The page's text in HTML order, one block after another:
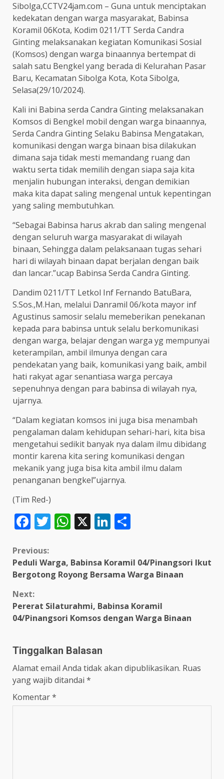
Sibolga,CCTV24jam.com – Guna untuk menciptakan
kedekatan dengan warga masyarakat, Babinsa
Koramil 06Kota, Kodim 0211/TT Serda Candra
Ginting melaksanakan kegiatan Komunikasi Sosial
(Komsos) dengan warga binaannya bertempat di
salah satu Bengkel yang berada di Kelurahan Pasar
Baru, Kecamatan Sibolga Kota, Kota Sibolga,
Selasa(29/10/2024).
Kali ini Babina serda Candra Ginting melaksanakan
Komsos di Bengkel mobil dengan warga binaannya,
Serda Candra Ginting Selaku Babinsa Mengatakan,
komunikasi dengan warga binaan bisa dilakukan
dimana saja tidak mesti memandang ruang dan
waktu serta tidak memilih dengan siapa saja kita
menjalin hubungan interaksi, dengan demikian
maka kita dapat saling mengenal untuk kepentingan
yang saling membutuhkan.
“Sebagai Babinsa harus akrab dan saling mengenal
dengan seluruh warga masyarakat di wilayah
binaan, Sehingga dalam pelaksanaan tugas sehari
hari di wilayah binaan dapat berjalan dengan baik
dan lancar.”ucap Babinsa Serda Candra Ginting.
Dandim 0211/TT Letkol Inf Fernando BatuBara,
S.Sos.,M.Han, melalui Danramil 06/kota mayor inf
Agustinus samosir selalu memeberikan penekanan
kepada para babinsa untuk selalu berkomunikasi
dengan warga, belajar dengan warga yg mempunyai
keterampilan, ambil ilmunya dengan cara
pendekatan yang baik, komunikasi yang baik, ambil
hati rakyat agar senantiasa warga percaya
sepenuhnya dengan para babinsa di wilayah nya,
ujarnya.
“Dalam kegiatan komsos ini juga bisa menambah
pengalaman dalam kehidupan sehari-hari, kita bisa
mengetahui sedikit banyak nya dalam ilmu dibidang
montir karena kita sering komunikasi dengan
mekanik yang juga bisa kita ambil ilmu dalam
penanganan bengkel”ujarnya.
(Tim Red-)
Facebook
Twitter
WhatsApp
X LinkedIn
Continue
Reading
Previous:
Peduli Warga, Babinsa Koramil 04/Pinangsori Ikut
Bergotong Royong Bersama Warga Binaan
Next:
Pererat Silaturahmi, Babinsa Koramil
04/Pinangsori Komsos dengan Warga Binaan
Tinggalkan Balasan
Alamat email Anda tidak akan dipublikasikan. Ruas
yang wajib ditandai *
Komentar*